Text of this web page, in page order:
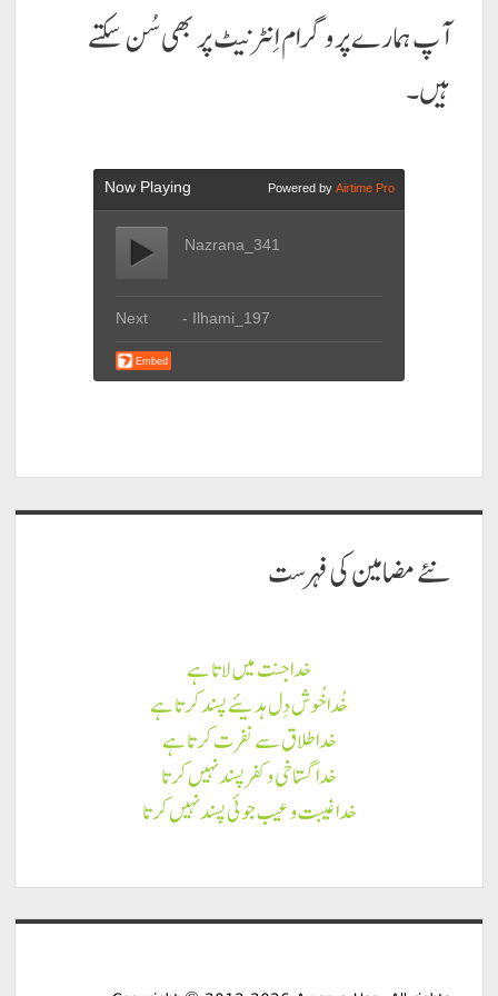
آپ ہمارے پروگرام اِنٹرنیٹ پر بھی سُن سکتے
ہیں۔
نئے مضامين كى فہرست
خدا جنت میں لاتا ہے
خُدا خُوش دِل ہدیئے پسند کرتا ہے
خدا طلاق سے نفرت کرتا ہے
خدا گستاخی و کفر پسند نہیں کرتا
خدا غیبت و عیب جوئی پسند نہیں کرتا